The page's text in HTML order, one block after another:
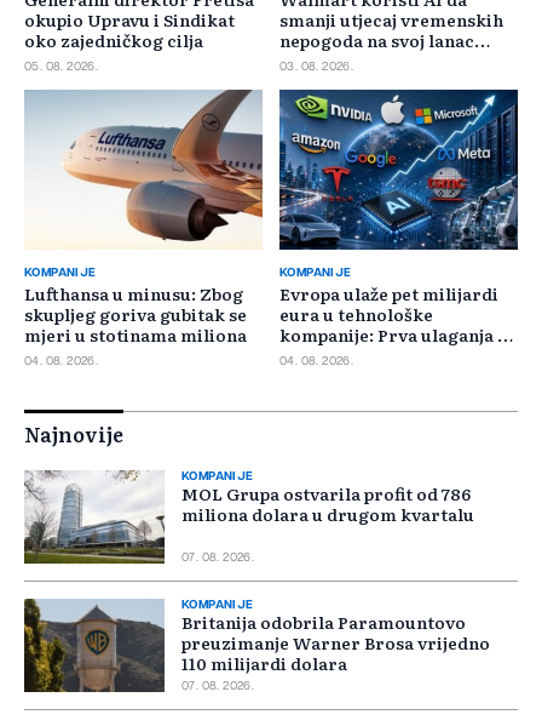
okupio Upravu i Sindikat
oko zajedničkog cilja
05. 08. 2026.
smanji utjecaj vremenskih
nepogoda na svoj lanac
snabdijevanja
03. 08. 2026.
KOMPANIJE
Lufthansa u minusu: Zbog
skupljeg goriva gubitak se
mjeri u stotinama miliona
04. 08. 2026.
KOMPANIJE
Evropa ulaže pet milijardi
eura u tehnološke
kompanije: Prva ulaganja na
jesen
04. 08. 2026.
Najnovije
KOMPANIJE
MOL Grupa ostvarila profit od 786
miliona dolara u drugom kvartalu
07. 08. 2026.
KOMPANIJE
Britanija odobrila Paramountovo
preuzimanje Warner Brosa vrijedno
110 milijardi dolara
07. 08. 2026.